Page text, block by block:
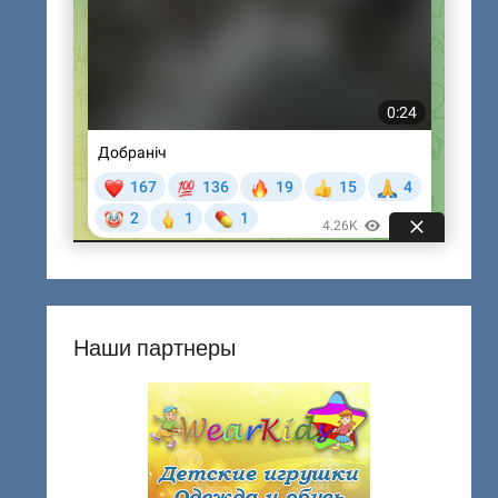
Наши партнеры